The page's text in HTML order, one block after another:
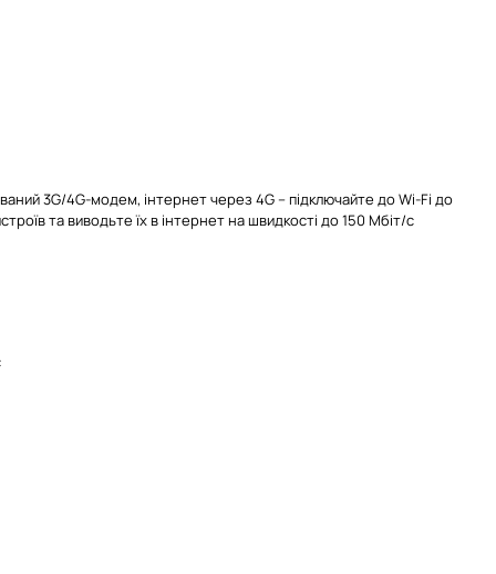
3G/4G-модем, інтернет через 4G – підключайте до Wi-Fi до
та виводьте їх в інтернет на швидкості до 150 Мбіт/с